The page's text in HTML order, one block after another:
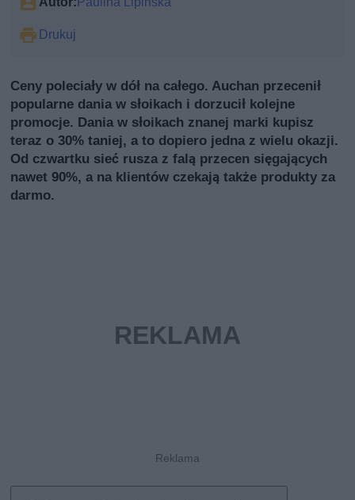
Drukuj
Ceny poleciały w dół na całego. Auchan przecenił
popularne dania w słoikach i dorzucił kolejne
promocje. Dania w słoikach znanej marki kupisz
teraz o 30% taniej, a to dopiero jedna z wielu okazji.
Od czwartku sieć rusza z falą przecen sięgających
nawet 90%, a na klientów czekają także produkty za
darmo.